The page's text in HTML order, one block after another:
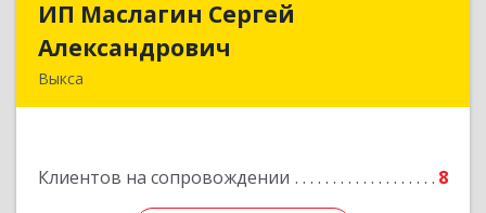
ИП Маслагин Сергей
Александрович
Выкса
Клиентов на сопровождении 8
ИП Маслагин Сергей
Подробнее